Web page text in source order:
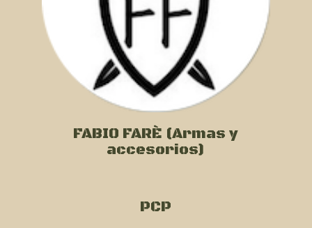
FABIO FARÈ (Armas y
accesorios)
PCP